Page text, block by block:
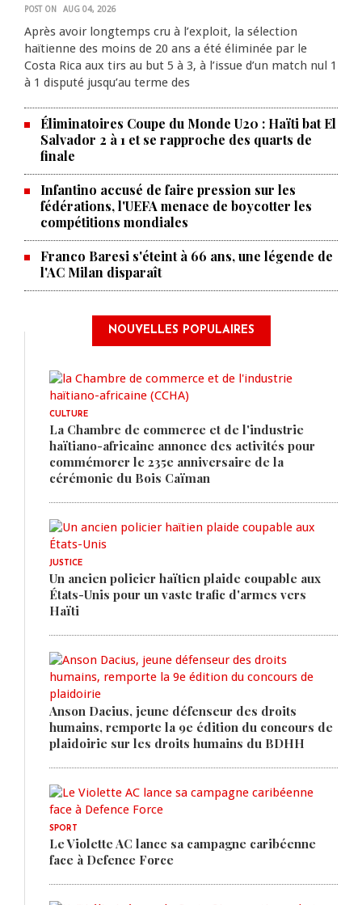
POST ON AUG 04, 2026
Après avoir longtemps cru à l’exploit, la sélection
haïtienne des moins de 20 ans a été éliminée par le
Costa Rica aux tirs au but 5 à 3, à l’issue d’un match nul 1
à 1 disputé jusqu’au terme des
Éliminatoires Coupe du Monde U20 : Haïti bat El
Salvador 2 à 1 et se rapproche des quarts de
finale
Infantino accusé de faire pression sur les
fédérations, l'UEFA menace de boycotter les
compétitions mondiales
Franco Baresi s'éteint à 66 ans, une légende de
l'AC Milan disparaît
NOUVELLES POPULAIRES
CULTURE
La Chambre de commerce et de l'industrie
haïtiano-africaine annonce des activités pour
commémorer le 235e anniversaire de la
cérémonie du Bois Caïman
JUSTICE
Un ancien policier haïtien plaide coupable aux
États-Unis pour un vaste trafic d'armes vers
Haïti
Anson Dacius, jeune défenseur des droits
humains, remporte la 9e édition du concours de
plaidoirie sur les droits humains du BDHH
SPORT
Le Violette AC lance sa campagne caribéenne
face à Defence Force